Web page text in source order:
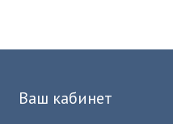
Ваш кабинет